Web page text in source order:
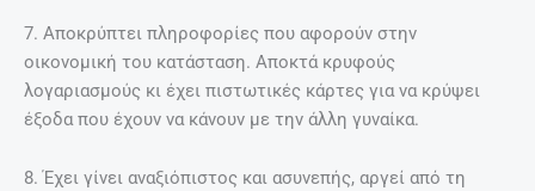
7. Αποκρύπτει πληροφορίες που αφορούν στην
οικονομική του κατάσταση. Αποκτά κρυφούς
λογαριασμούς κι έχει πιστωτικές κάρτες για να κρύψει
έξοδα που έχουν να κάνουν με την άλλη γυναίκα.
8. Έχει γίνει αναξιόπιστος και ασυνεπής, αργεί από τη